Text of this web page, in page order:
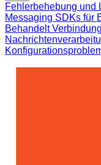
Fehlerbehebung und
Messaging SDKs für
Behandelt